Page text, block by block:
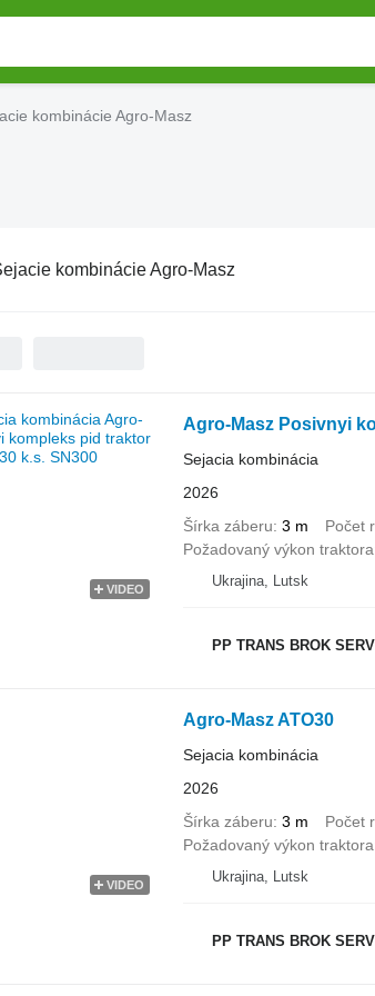
kombinácie Agro-Masz
kombinácie Agro-Masz
VIDEO
Agro-Masz Posivnyi
Sejacia kombinácia
2026
Šírka záberu 3 m Počet
Požadovaný výkon traktora
Ukrajina, Lutsk
PP TRANS BROK
VIDEO
Agro-Masz ATO30
Sejacia kombinácia
2026
Šírka záberu 3 m Počet
Požadovaný výkon traktora
Ukrajina, Lutsk
PP TRANS BROK